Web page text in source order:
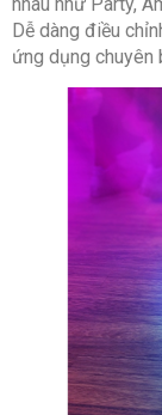
Dễ dàng điều
ứng dụng chuyên